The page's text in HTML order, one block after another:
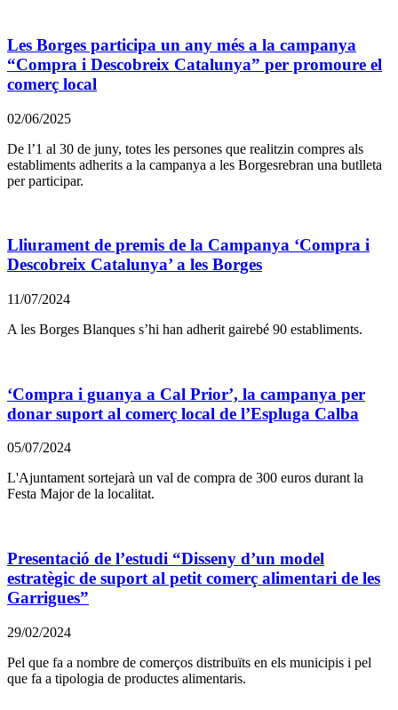
Les Borges participa un any més a la campanya
“Compra i Descobreix Catalunya” per promoure el
comerç local
02/06/2025
De l’1 al 30 de juny, totes les persones que realitzin compres als
establiments adherits a la campanya a les Borgesrebran una butlleta
per participar.
Lliurament de premis de la Campanya ‘Compra i
Descobreix Catalunya’ a les Borges
11/07/2024
A les Borges Blanques s’hi han adherit gairebé 90 establiments.
‘Compra i guanya a Cal Prior’, la campanya per
donar suport al comerç local de l’Espluga Calba
05/07/2024
L'Ajuntament sortejarà un val de compra de 300 euros durant la
Festa Major de la localitat.
Presentació de l’estudi “Disseny d’un model
estratègic de suport al petit comerç alimentari de les
Garrigues”
29/02/2024
Pel que fa a nombre de comerços distribuïts en els municipis i pel
que fa a tipologia de productes alimentaris.